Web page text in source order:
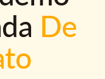
De